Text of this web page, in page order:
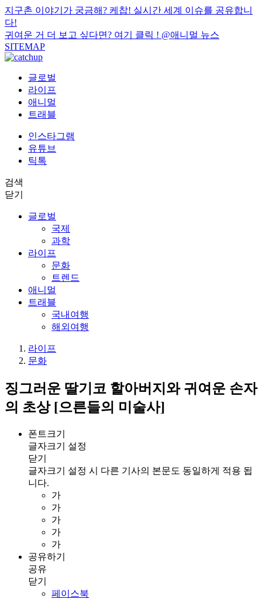
지구촌 이야기가 궁금해? 케찹! 실시간 세계 이슈를 공유합니
다!
귀여운 거 더 보고 싶다면? 여기 클릭 ! @애니멀 뉴스
SITEMAP
글로벌
라이프
애니멀
트래블
인스타그램
유튜브
틱톡
검색
닫기
글로벌
국제
과학
라이프
문화
트렌드
애니멀
트래블
국내여행
해외여행
라이프
문화
징그러운 딸기코 할아버지와 귀여운 손자
의 초상 [으른들의 미술사]
폰트크기
글자크기 설정
닫기
글자크기 설정 시 다른 기사의 본문도 동일하게 적용 됩
니다.
가
가
가
가
가
공유하기
공유
닫기
페이스북